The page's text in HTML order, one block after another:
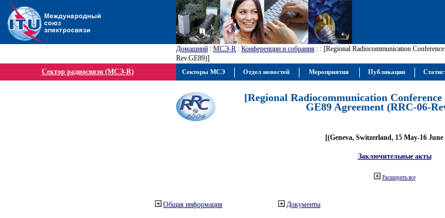
Домашний : МСЭ-R : Конференции и собрания : : [Regional Radiocommunication
Rev.GE89)]
Сектор радиосвязи (МСЭ-R)
[Regional Radiocommunication
GE89 Agreement (RRC-06-
[(Geneva, Switzerland, 15 May-16 June
Заключительные акты
Расширить все
Общая информация Документы
Секторы МСЭ Отдел новостей Мероприятия Публикации